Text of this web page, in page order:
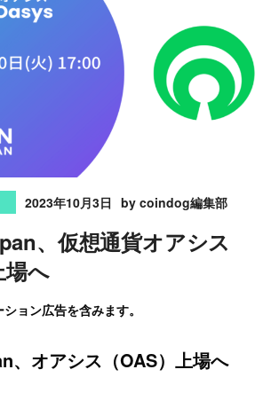
2023年10月3日 by coindog編集部
、仮想通貨オアシス
場へ
ョン広告を含みます。
、オアシス（OAS）上場へ